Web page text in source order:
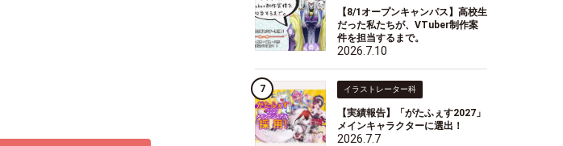
【8/1オープンキャンパス】高校生
だった私たちが、VTuber制作案
件を担当するまで。
2026.7.10
イラストレーター科
【実績報告】「がたふぇす2027」
メインキャラクターに選出！
2026.7.7